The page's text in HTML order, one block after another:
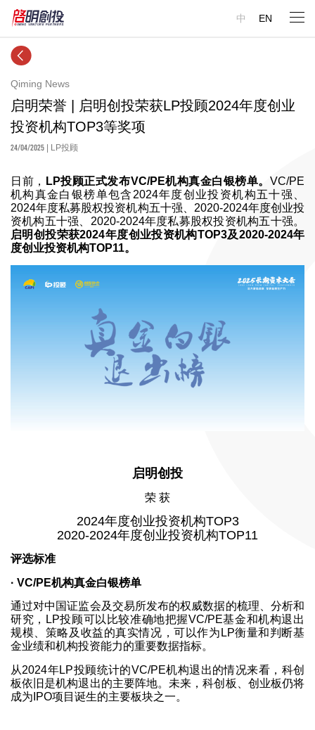
中 EN
Qiming News
启明荣誉 | 启明创投荣获LP投顾2024年度创业
投资机构TOP3等奖项
24/04/2025 | LP投顾
日前， LP投顾正式发布VC/PE机构真金白银榜单。VC/PE
机构真金白银榜单包含2024年度创业投资机构五十强、
2024年度私募股权投资机构五十强、2020-2024年度创业投
资机构五十强、2020-2024年度私募股权投资机构五十强。
启明创投荣获2024年度创业投资机构TOP3及2020-2024年
度创业投资机构TOP11。
启明创投
荣 获
2024年度创业投资机构TOP3
2020-2024年度创业投资机构TOP11
评选标准
· VC/PE机构真金白银榜单
通过对中国证监会及交易所发布的权威数据的梳理、分析和
研究，LP投顾可以比较准确地把握VC/PE基金和机构退出
规模、策略及收益的真实情况，可以作为LP衡量和判断基
金业绩和机构投资能力的重要数据指标。
从2024年LP投顾统计的VC/PE机构退出的情况来看，科创
板依旧是机构退出的主要阵地。未来，科创板、创业板仍将
成为IPO项目诞生的主要板块之一。